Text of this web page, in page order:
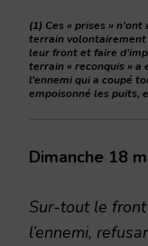
(1) Ces « prises »
terrain volontairement
leur front et faire
terrain « reconquis »
l’ennemi qui a coupé
empoisonné les puits,
Dimanche 18
Sur-tout le front
l’ennemi,